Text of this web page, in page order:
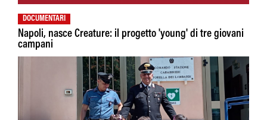
DOCUMENTARI
Napoli, nasce Creature: il progetto 'young' di tre giovani
campani